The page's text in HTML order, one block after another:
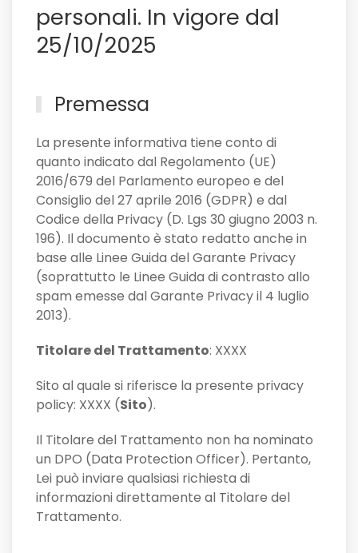
personali. In vigore dal
25/10/2025
Premessa
La presente informativa tiene conto di
quanto indicato dal Regolamento (UE)
2016/679 del Parlamento europeo e del
Consiglio del 27 aprile 2016 (GDPR) e dal
Codice della Privacy (D. Lgs 30 giugno 2003 n.
196). Il documento è stato redatto anche in
base alle Linee Guida del Garante Privacy
(soprattutto le Linee Guida di contrasto allo
spam emesse dal Garante Privacy il 4 luglio
2013).
Titolare del Trattamento: XXXX
Sito al quale si riferisce la presente privacy
policy: XXXX (Sito).
Il Titolare del Trattamento non ha nominato
un DPO (Data Protection Officer). Pertanto,
Lei può inviare qualsiasi richiesta di
informazioni direttamente al Titolare del
Trattamento.